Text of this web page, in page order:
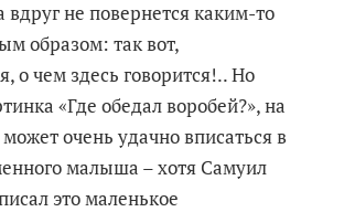
вдруг не повернется каким-то
образом: так вот,
о чем здесь говорится!.. Но
«Где обедал воробей?», на
очень удачно вписаться в
малыша – хотя Самуил
это маленькое